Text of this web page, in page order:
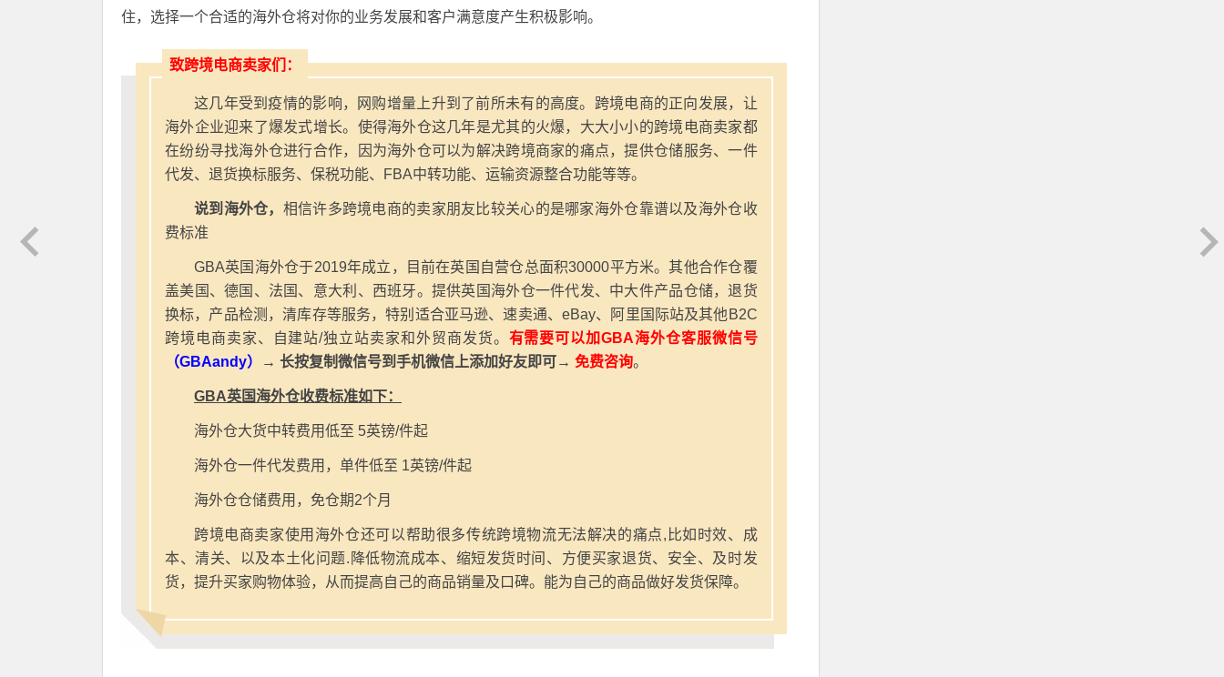
住，选择一个合适的海外仓将对你的业务发展和客户满意度产生积极影响。
致跨境电商卖家们：
这几年受到疫情的影响，网购增量上升到了前所未有的高度。跨境电商的正向发展，让
海外企业迎来了爆发式增长。使得海外仓这几年是尤其的火爆，大大小小的跨境电商卖家都
在纷纷寻找海外仓进行合作，因为海外仓可以为解决跨境商家的痛点，提供仓储服务、一件
代发、退货换标服务、保税功能、FBA中转功能、运输资源整合功能等等。
说到海外仓， 相信许多跨境电商的卖家朋友比较关心的是哪家海外仓靠谱以及海外仓收
费标准
GBA英国海外仓于2019年成立，目前在英国自营仓总面积30000平方米。其他合作仓覆
盖美国、德国、法国、意大利、西班牙。提供英国海外仓一件代发、中大件产品仓储，退货
换标，产品检测，清库存等服务，特别适合亚马逊、速卖通、eBay、阿里国际站及其他B2C
跨境电商卖家、自建站/独立站卖家和外贸商发货。 有需要可以加GBA海外仓客服微信号
（GBAandy）
→ 长按复制微信号到手机微信上添加好友即可→ 免费咨询。
GBA英国海外仓收费标准如下：
海外仓大货中转费用低至 5英镑/件起
海外仓一件代发费用，单件低至 1英镑/件起
海外仓仓储费用，免仓期2个月
跨境电商卖家使用海外仓还可以帮助很多传统跨境物流无法解决的痛点,比如时效、成
本、清关、以及本土化问题.降低物流成本、缩短发货时间、方便买家退货、安全、及时发
货，提升买家购物体验，从而提高自己的商品销量及口碑。能为自己的商品做好发货保障。